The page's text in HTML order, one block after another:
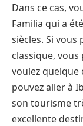
Dans ce cas,
Familia qui a
siècles. Si vous
classique,
voulez quelque
pouvez aller à
son tourisme
excellente